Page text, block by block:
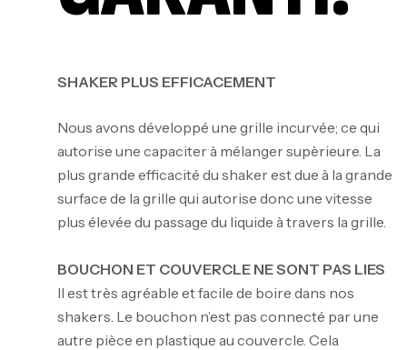
SHAKER PLUS EFFICACEMENT
Nous avons développé une grille incurvée; ce qui
autorise une capaciter à mélanger supèrieure. La
plus grande efficacité du shaker est due à la grande
surface de la grille qui autorise donc une vitesse
plus élevée du passage du liquide à travers la grille.
BOUCHON ET COUVERCLE NE SONT PAS LIES
Il est très agréable et facile de boire dans nos
shakers. Le bouchon n’est pas connecté par une
autre pièce en plastique au couvercle. Cela